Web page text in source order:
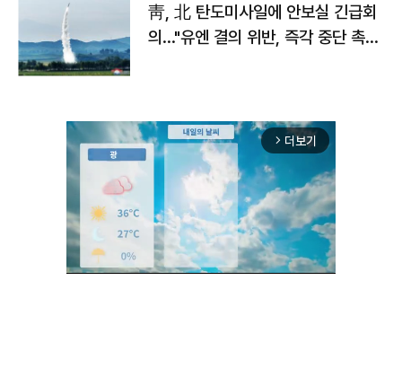
靑, 北 탄도미사일에 안보실 긴급회
의…"유엔 결의 위반, 즉각 중단 촉
arrow_forward_ios 더보기